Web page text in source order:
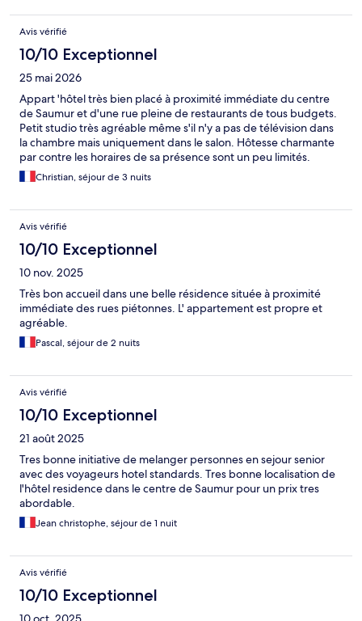
rapport à ce qui était proposé. Les hôtesses d’accueil très
sympathiques.
Avis vérifié
10/10 Exceptionnel
25 mai 2026
Appart 'hôtel très bien placé à proximité immédiate du centre
de Saumur et d'une rue pleine de restaurants de tous budgets.
Petit studio très agréable même s'il n'y a pas de télévision dans
la chambre mais uniquement dans le salon. Hôtesse charmante
par contre les horaires de sa présence sont un peu limités.
Facilités pour garer sa voiture dans les rues en zones bleues tout
autour de l'hôtel (et donc stationnement gratuit de 18h30 à
Globalement très agréable, on reviendra.
Christian, séjour de 3 nuits
Avis vérifié
10/10 Exceptionnel
10 nov. 2025
Très bon accueil dans une belle résidence située à proximité
immédiate des rues piétonnes. L' appartement est propre et
agréable.
Pascal, séjour de 2 nuits
Avis vérifié
10/10 Exceptionnel
21 août 2025
Tres bonne initiative de melanger personnes en sejour senior
avec des voyageurs hotel standards. Tres bonne localisation de
l'hôtel residence dans le centre de Saumur pour un prix tres
abordable.
Jean christophe, séjour de 1 nuit
Avis vérifié
10/10 Exceptionnel